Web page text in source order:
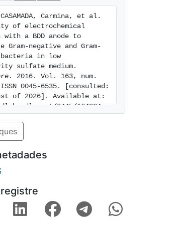
CASAMADA, Carmina, et al.
of electrochemical
a BDD anode to
Gram-negative and Gram-
in low
. 2016. Vol. 163, num.
0045-6535. [consulted:
of 2026]. Available at:
2445/164924